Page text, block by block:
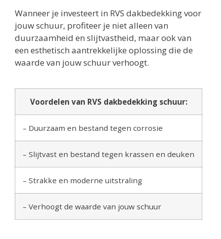
Wanneer je investeert in RVS dakbedekking voor
jouw schuur, profiteer je niet alleen van
duurzaamheid en slijtvastheid, maar ook van
een esthetisch aantrekkelijke oplossing die de
waarde van jouw schuur verhoogt.
Voordelen van RVS dakbedekking schuur:
– Duurzaam en bestand tegen corrosie
– Slijtvast en bestand tegen krassen en deuken
– Strakke en moderne uitstraling
– Verhoogt de waarde van jouw schuur